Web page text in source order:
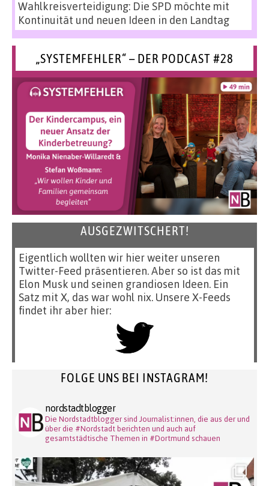
Wahlkreisverteidigung: Die SPD möchte mit
Kontinuität und neuen Ideen in den Landtag
„SYSTEMFEHLER“ – DER PODCAST #28
AUSGEZWITSCHERT!
Eigentlich wollten wir hier weiter unseren
Twitter-Feed präsentieren. Aber so ist das mit
Elon Musk und seinen grandiosen Ideen. Ein
Satz mit X, das war wohl nix. Unsere X-Feeds
findet ihr aber hier:
FOLGE UNS BEI INSTAGRAM!
nordstadtblogger
Die Nordstadtblogger sind Journalist:innen, die aus der und
über die #Nordstadt berichten und auch auf
gesamtstädtische Themen in #Dortmund schauen